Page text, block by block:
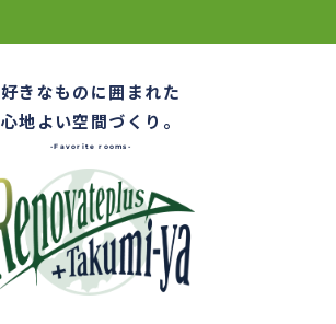
好きなものに囲まれた
心地よい空間づくり。
-Favorite rooms-